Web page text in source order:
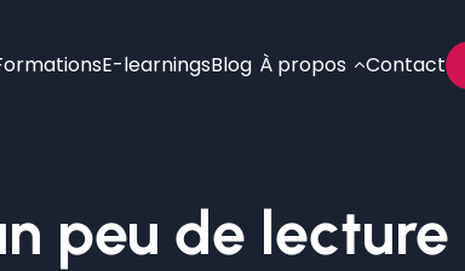
E-learningsBlog À propos Contact
peu de lecture